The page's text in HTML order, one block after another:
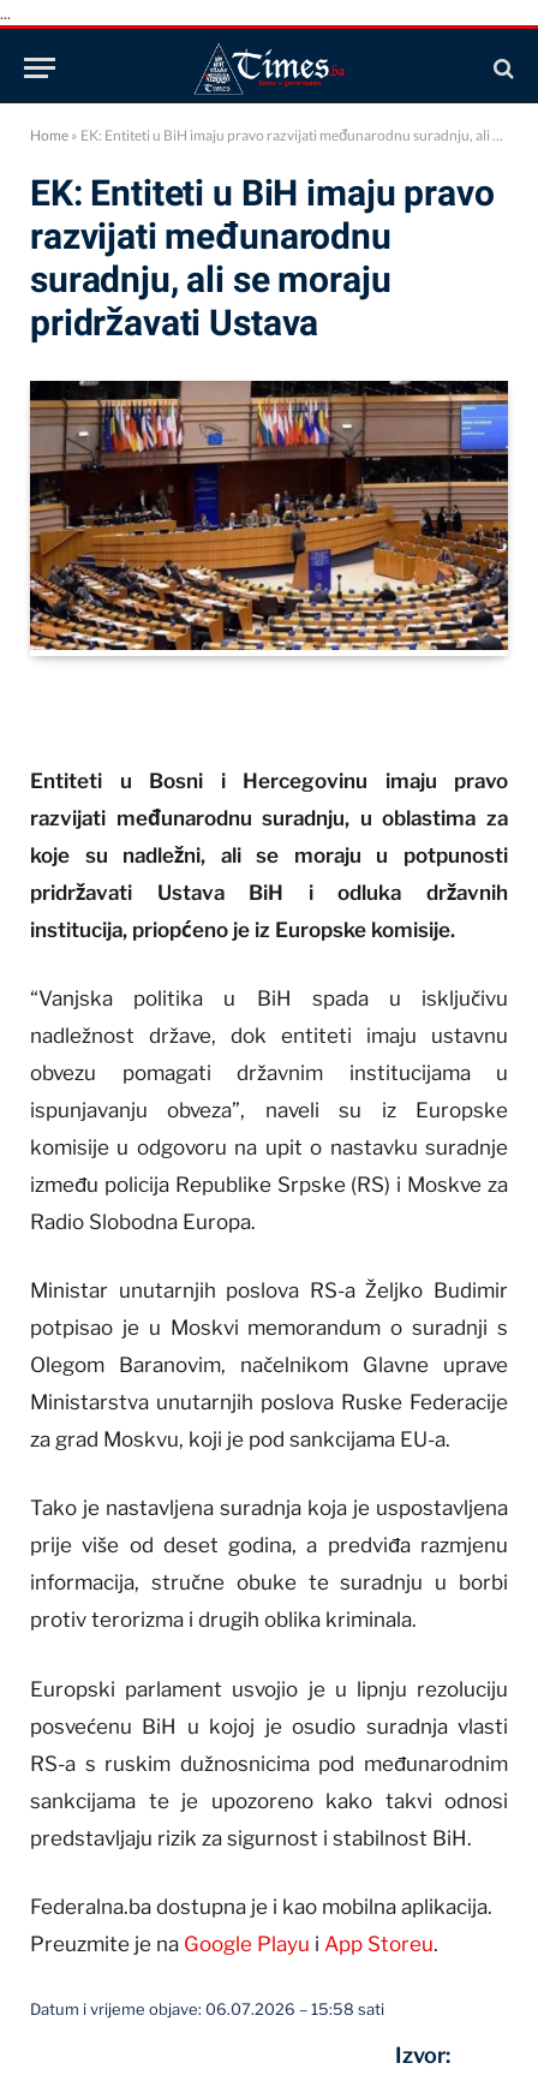
...
Home » EK: Entiteti u BiH imaju pravo razvijati međunarodnu suradnju, ali se moraju pridržavati Ustava
EK: Entiteti u BiH imaju pravo
razvijati međunarodnu
suradnju, ali se moraju
pridržavati Ustava
Entiteti u Bosni i Hercegovinu imaju pravo
razvijati međunarodnu suradnju, u oblastima za
koje su nadležni, ali se moraju u potpunosti
pridržavati Ustava BiH i odluka državnih
institucija, priopćeno je iz Europske komisije.
“Vanjska politika u BiH spada u isključivu
nadležnost države, dok entiteti imaju ustavnu
obvezu pomagati državnim institucijama u
ispunjavanju obveza”, naveli su iz Europske
komisije u odgovoru na upit o nastavku suradnje
između policija Republike Srpske (RS) i Moskve za
Radio Slobodna Europa.
Ministar unutarnjih poslova RS-a Željko Budimir
potpisao je u Moskvi memorandum o suradnji s
Olegom Baranovim, načelnikom Glavne uprave
Ministarstva unutarnjih poslova Ruske Federacije
za grad Moskvu, koji je pod sankcijama EU-a.
Tako je nastavljena suradnja koja je uspostavljena
prije više od deset godina, a predviđa razmjenu
informacija, stručne obuke te suradnju u borbi
protiv terorizma i drugih oblika kriminala.
Europski parlament usvojio je u lipnju rezoluciju
posvećenu BiH u kojoj je osudio suradnja vlasti
RS-a s ruskim dužnosnicima pod međunarodnim
sankcijama te je upozoreno kako takvi odnosi
predstavljaju rizik za sigurnost i stabilnost BiH.
Federalna.ba dostupna je i kao mobilna aplikacija.
Preuzmite je na Google Playu i App Storeu.
Datum i vrijeme objave: 06.07.2026 – 15:58 sati
Izvor: